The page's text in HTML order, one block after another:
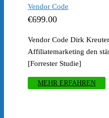
Vendor Code
€699.00
Vendor Code Dirk
Affiliatemarketing den
[Forrester Studie]
MEHR ERFAHREN